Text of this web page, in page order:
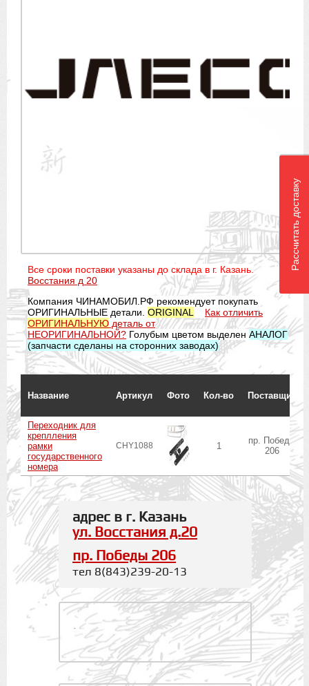
Все сроки поставки указаны до склада в г. Казань.
Восстания д 20
Компания ЧИНАМОБИЛ.РФ рекомендует покупать
ОРИГИНАЛЬНЫЕ детали. ORIGINAL
Как отличить
ОРИГИНАЛЬНУЮ деталь от
НЕОРИГИНАЛЬНОЙ? Голубым цветом выделен АНАЛОГ
(запчасти сделаны на сторонних заводах)
Название Артикул Фото Кол-во Поставщик
Переходник для
креплления
рамки
государственного
номера
CHY1088 1
пр. Победы
206
адрес в г. Казань
ул. Восстания д.20
пр. Победы 206
тел 8(843)239-20-13
.
Рассчитать доставку